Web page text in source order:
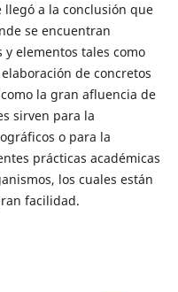
llegó a la conclusión que
se encuentran
elementos tales como
de concretos
la gran afluencia de
sirven para la
o para la
prácticas académicas
los cuales están
facilidad.